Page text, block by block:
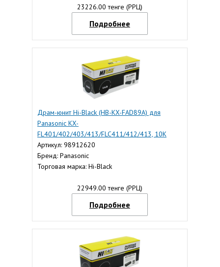
23226.00 тенге (РРЦ)
Подробнее
Драм-юнит Hi-Black (HB-KX-FAD89A) для
Panasonic KX-
FL401/402/403/413/FLC411/412/413, 10K
Артикул: 98912620
Бренд: Panasonic
Торговая марка: Hi-Black
22949.00 тенге (РРЦ)
Подробнее